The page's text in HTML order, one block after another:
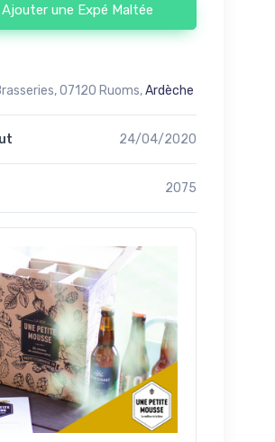
Ajouter une Expé Maltée
07120 Ruoms,Ardèche
24/04/2020
2075